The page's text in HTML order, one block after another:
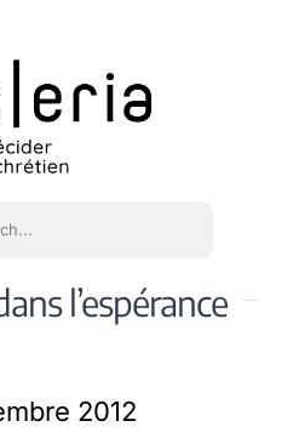
l’espérance
2012